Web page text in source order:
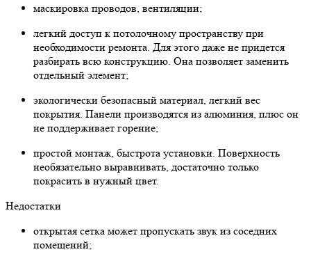
маскировка проводов, вентиляции;
легкий доступ к потолочному пространству при
необходимости ремонта. Для этого даже не придется
разбирать всю конструкцию. Она позволяет заменить
отдельный элемент;
экологически безопасный материал, легкий вес
покрытия. Панели производятся из алюминия, плюс он
не поддерживает горение;
простой монтаж, быстрота установки. Поверхность
необязательно выравнивать, достаточно только
покрасить в нужный цвет.
Недостатки
открытая сетка может пропускать звук из соседних
помещений;